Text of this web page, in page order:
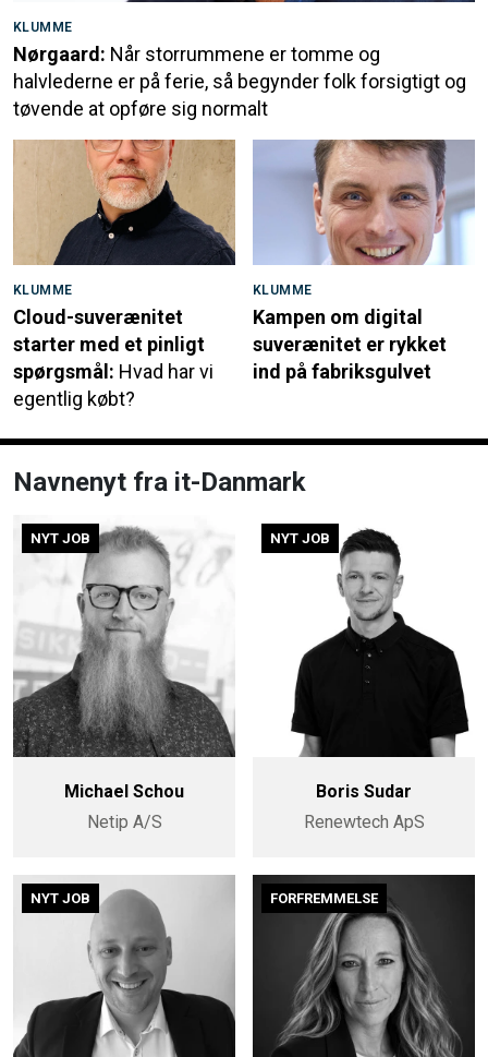
KLUMME
Nørgaard: Når storrummene er tomme og
halvlederne er på ferie, så begynder folk forsigtigt og
tøvende at opføre sig normalt
KLUMME
Cloud-suverænitet
starter med et pinligt
spørgsmål: Hvad har vi
egentlig købt?
KLUMME
Kampen om digital
suverænitet er rykket
ind på fabriksgulvet
Navnenyt fra it-Danmark
NYT JOB
Michael Schou
Netip A/S
NYT JOB
Boris Sudar
Renewtech ApS
NYT JOB FORFREMMELSE